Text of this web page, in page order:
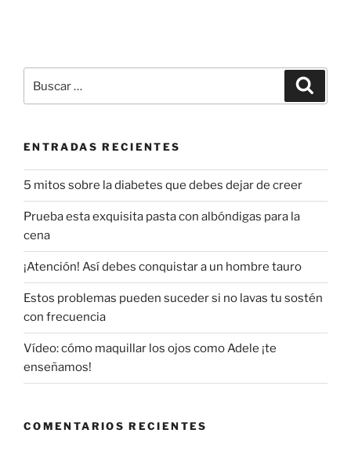
por:
ENTRADAS RECIENTES
5 mitos sobre la diabetes que debes dejar de creer
Prueba esta exquisita pasta con albóndigas para la
cena
¡Atención! Así debes conquistar a un hombre tauro
Estos problemas pueden suceder si no lavas tu sostén
con frecuencia
Vídeo: cómo maquillar los ojos como Adele ¡te
enseñamos!
COMENTARIOS RECIENTES